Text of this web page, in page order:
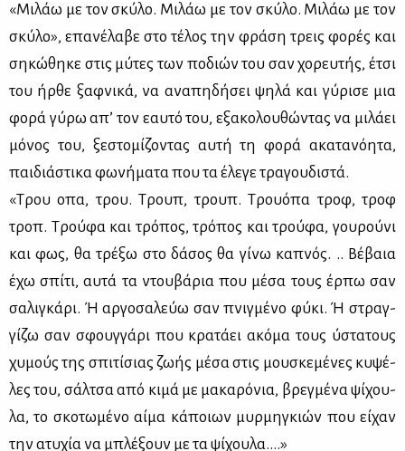
«Μι­λάω με τον σκύ­λο. Μι­λάω με τον σκύ­λο. Μι­λάω με τον
σκύ­λο», επα­νέ­λα­βε στο τέ­λος την φρά­ση τρεις φο­ρές και
ση­κώ­θη­κε στις μύ­τες των πο­διών του σαν χο­ρευ­τής, έτσι
του ήρ­θε ξαφ­νι­κά, να ανα­πη­δή­σει ψη­λά και γύ­ρι­σε μια
φο­ρά γύ­ρω απ’ τον εαυ­τό του, εξα­κο­λου­θώ­ντας να μι­λά­ει
μό­νος του, ξε­στο­μί­ζο­ντας αυ­τή τη φο­ρά ακα­τα­νό­η­τα,
παι­διά­στι­κα φω­νή­μα­τα που τα έλε­γε τρα­γου­δι­στά.
«Τρου οπα, τρου. Τρουπ, τρουπ. Τρουό­πα τροφ, τροφ
τροπ. Τρού­φα και τρό­πος, τρό­πος και τρού­φα, γου­ρού­νι
και φως, θα τρέ­ξω στο δά­σος θα γί­νω κα­πνός. .. Βέ­βαια
έχω σπί­τι, αυ­τά τα ντου­βά­ρια που μέ­σα τους έρ­πω σαν
σα­λι­γκά­ρι. Ή αρ­γο­σα­λεύω σαν πνιγ­μέ­νο φύ­κι. Ή στραγ­
γί­ζω σαν σφουγ­γά­ρι που κρα­τά­ει ακό­μα τους ύστα­τους
χυ­μούς της σπι­τί­σιας ζω­ής μέ­σα στις μου­σκε­μέ­νες κυ­ψέ­
λες του, σάλ­τσα από κι­μά με μα­κα­ρό­νια, βρεγ­μέ­να ψί­χου­
λα, το σκο­τω­μέ­νο αί­μα κά­ποιων μυρ­μη­γκιών που εί­χαν
την ατυ­χία να μπλέ­ξουν με τα ψί­χου­λα....»